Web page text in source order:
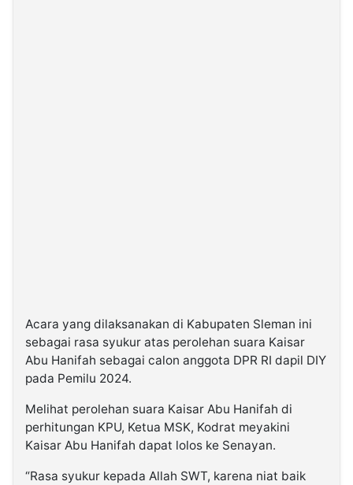
Acara yang dilaksanakan di Kabupaten Sleman ini
sebagai rasa syukur atas perolehan suara Kaisar
Abu Hanifah sebagai calon anggota DPR RI dapil DIY
pada Pemilu 2024.
Melihat perolehan suara Kaisar Abu Hanifah di
perhitungan KPU, Ketua MSK, Kodrat meyakini
Kaisar Abu Hanifah dapat lolos ke Senayan.
“Rasa syukur kepada Allah SWT, karena niat baik